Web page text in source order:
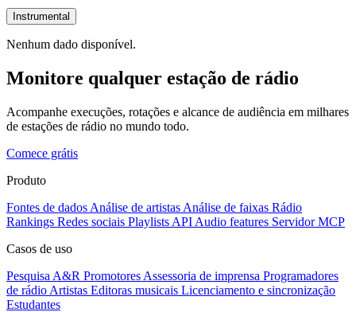
Instrumental
Nenhum dado disponível.
Monitore qualquer estação de rádio
Acompanhe execuções, rotações e alcance de audiência em milhares
de estações de rádio no mundo todo.
Comece grátis
Produto
Fontes de dados Análise de artistas Análise de faixas Rádio
Rankings Redes sociais Playlists API Audio features Servidor MCP
Casos de uso
Pesquisa A&R Promotores Assessoria de imprensa Programadores
de rádio Artistas Editoras musicais Licenciamento e sincronização
Estudantes